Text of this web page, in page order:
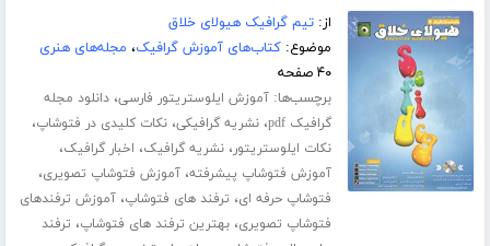
از:تیم گرافیک هیولای خلاق
موضوع:کتاب‌های آموزش گرافیک، مجله‌های هنری
۴۰ صفحه
برچسب‌ها:آموزش ایلوستریتور فارسی،دانلود مجله
گرافیک pdf
،نشریه گرافیکی،نکات کلیدی در فتوشاپ،
نکات ایلوستریتور،نشریه گرافیک، اخبار گرافیک،
آموزش فتوشاپ پیشرفته،آموزش فتوشاپ تصویری،
فتوشاپ حرفه ای، ترفند های فتوشاپ،آموزش ترفندهای
فتوشاپ تصویری،بهترین ترفند های فتوشاپ، ترفند